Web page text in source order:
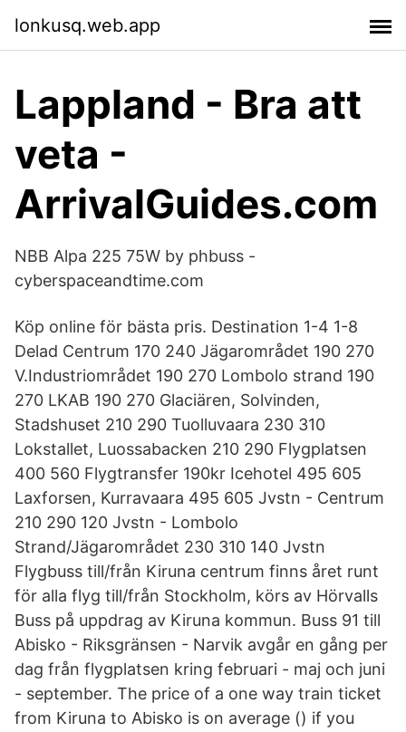
lonkusq.web.app
Lappland - Bra att
veta -
ArrivalGuides.com
NBB Alpa 225 75W by phbuss -
cyberspaceandtime.com
Köp online för bästa pris. Destination 1-4 1-8
Delad Centrum 170 240 Jägarområdet 190 270
V.Industriområdet 190 270 Lombolo strand 190
270 LKAB 190 270 Glaciären, Solvinden,
Stadshuset 210 290 Tuolluvaara 230 310
Lokstallet, Luossabacken 210 290 Flygplatsen
400 560 Flygtransfer 190kr Icehotel 495 605
Laxforsen, Kurravaara 495 605 Jvstn - Centrum
210 290 120 Jvstn - Lombolo
Strand/Jägarområdet 230 310 140 Jvstn
Flygbuss till/från Kiruna centrum finns året runt
för alla flyg till/från Stockholm, körs av Hörvalls
Buss på uppdrag av Kiruna kommun. Buss 91 till
Abisko - Riksgränsen - Narvik avgår en gång per
dag från flygplatsen kring februari - maj och juni
- september. The price of a one way train ticket
from Kiruna to Abisko is on average () if you